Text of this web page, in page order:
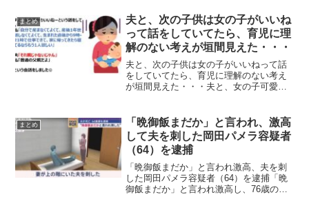
事の準備もしないで寝ていた。せっかく
飯も食わず早めに帰宅して...
まとめ
夫と、次の子供は女の子がいいね
って話をしていてたら、育児に理
解のない考えが垣間見えた・・・
夫と、次の子供は女の子がいいねって話
をしていてたら、育児に理解のない考え
が垣間見えた・・・夫と、女の子可愛い
い夫の考えが垣間見えた話が話題になっ
ています。夫と、女の子か...
まとめ
「晩御飯まだか」と言われ、激高
して夫を刺した岡田パメラ容疑者
（64）を逮捕
「晩御飯まだか」と言われ激高、夫を刺
した岡田パメラ容疑者（64）を逮捕「晩
御飯まだか」と言われ激高し、76歳の夫